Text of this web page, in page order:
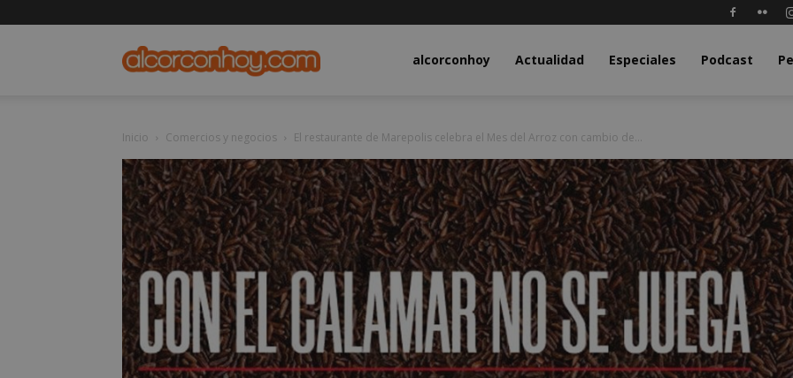
alcorconhoy.comalcorconhoy Actualidad Especiales Podcast
Inicio Comercios y negocios El restaurante de Marepolis celebra el Mes del Arroz con cambio de...